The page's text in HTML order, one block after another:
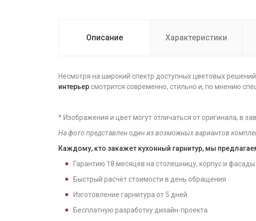
Описание Характеристики
Несмотря на широкий спектр доступных цветовых
интерьер смотрится современно, стильно и, по мнению
* Изображения и цвет могут отличаться от оригинала, в
На фото представлен один из возможных вариантов
Каждому, кто закажет кухонный гарнитур, мы
Гарантию 18 месяцев на столешницу, корпус и фасады
Быстрый расчёт стоимости в день обращения
Изготовление гарнитура от 5 дней
Бесплатную разработку дизайн-проекта